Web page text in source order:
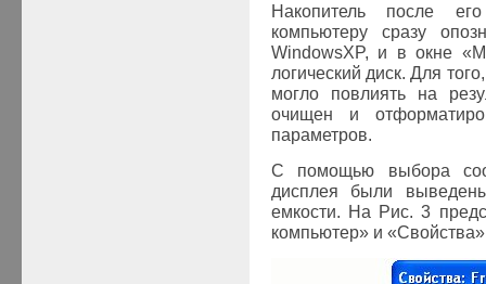
Накопитель после
компьютеру сразу
WindowsXP, и в окне
логический диск. Для
могло повлиять на
очищен и
параметров.
С помощью выбора
дисплея были
емкости. На Рис. 3
компьютер» и